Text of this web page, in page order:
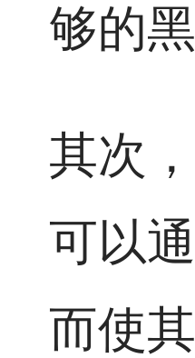
够的
其次
可以
而使